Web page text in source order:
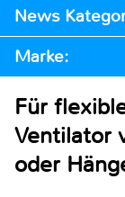
News
Marke:
Für
Ventilator
oder